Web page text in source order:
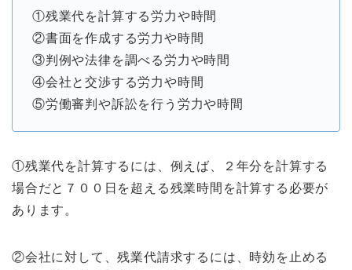
①残業代を計算する労力や時間
②書面を作成する労力や時間
③判例や法律を調べる労力や時間
④会社と交渉する労力や時間
⑤労働審判や訴訟を行う労力や時間
①残業代を計算するには、例えば、２年分を計算する
場合だと７００日を超える残業時間を計算する必要が
あります。
②会社に対して、残業代請求するには、時効を止める